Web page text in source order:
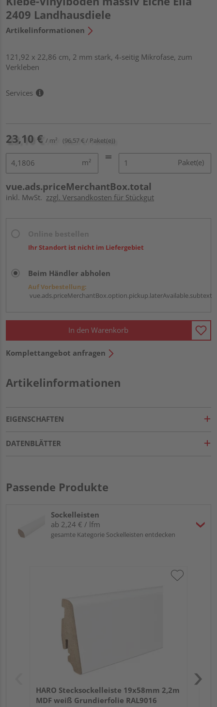
2409 Landhausdiele
Artikelinformationen
121,92 x 22,86 cm, 2 mm stark, 4-seitig Mikrofase, zum
Verkleben
Services
23,10 € / m² (96,57 € / Paket(e))
m² Paket(e)
vue.ads.priceMerchantBox.total
inkl. MwSt. zzgl. Versandkosten für Stückgut
Ihr Standort ist nicht im Liefergebiet
Beim Händler abholen
Auf Vorbestellung:
vue.ads.priceMerchantBox.option.pickup.laterAvailable.subtext
In den Warenkorb
Komplettangebot anfragen
Artikelinformationen
EIGENSCHAFTEN
DATENBLÄTTER
Passende Produkte
Sockelleisten
ab 2,24 € / lfm
gesamte Kategorie Sockelleisten entdecken
HARO Stecksockelleiste 19x58mm 2,2m
MDF weiß Grundierfolie RAL9016